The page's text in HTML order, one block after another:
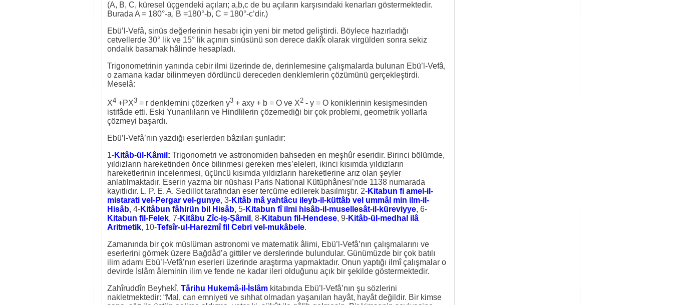
(A, B, C, küresel üçgendeki açıları; a,b,c de bu açıların karşısındaki kenarları göstermektedir.
Burada A = 180°-a, B =180°-b, C = 180°-c’dir.)
Ebü’l-Vefâ, sinüs değerlerinin hesabı için yeni bir metod geliştirdi. Böylece hazırladığı
cetvellerde 30° lik ve 15° lik açının sinüsünü son derece dakîk olarak virgülden sonra sekiz
ondalık basamak hâlinde hesapladı.
Trigonometrinin yanında cebir ilmi üzerinde de, derinlemesine çalışmalarda bulunan Ebü’l-Vefâ,
o zamana kadar bilinmeyen dördüncü dereceden denklemlerin çözümünü gerçekleştirdi.
Meselâ:
X4 +PX3 = r denklemini çözerken y3 + axy + b = O ve X2 - y = O koniklerinin kesişmesinden
istifâde etti. Eski Yunanlıların ve Hindlilerin çözemediği bir çok problemi, geometrik yollarla
çözmeyi başardı.
Ebü’l-Vefâ’nın yazdığı eserlerden bâzıları şunladır:
1-Kitâb-ül-Kâmil: Trigonometri ve astronomiden bahseden en meşhûr eseridir. Birinci bölümde,
yıldızların hareketinden önce bilinmesi gereken mes’eleleri, ikinci kısımda yıldızların
hareketlerinin incelenmesi, üçüncü kısımda yıldızların hareketlerine arız olan şeyler
anlatılmaktadır. Eserin yazma bir nüshası Paris National Kütüphânesi’nde 1138 numarada
kayıtlıdır. L. P. E. A. Sedillot tarafından eser tercüme edilerek basılmıştır. 2-Kitabun fi amel-il-
mistarati vel-Pergar vel-gunye, 3-Kitâb mâ yahtâcu ileyb-il-küttâb vel ummâl min ilm-il-
Hisâb, 4-Kitâbun fâhirün bil Hisâb, 5-Kitabun fî ilmi hisâb-il-musellesât-il-küreviyye, 6-
Kitabun fil-Felek, 7-Kitâbu Zîc-iş-Şâmil , 8-Kitabun fil-Hendese, 9-Kitâb-ül-medhal ilâ
Aritmetik, 10-Tefsîr-ul-Harezmî fil Cebri vel-mukâbele.
Zamanında bir çok müslüman astronomi ve matematik âlimi, Ebü’l-Vefâ’nın çalışmalarını ve
eserlerini görmek üzere Bağdâd’a gittiler ve derslerinde bulundular. Günümüzde bir çok batılı
ilim adamı Ebü’l-Vefâ’nın eserleri üzerinde araştırma yapmaktadır. Onun yaptığı ilmî çalışmalar o
devirde İslâm âleminin ilim ve fende ne kadar ileri olduğunu açık bir şekilde göstermektedir.
Zahîruddîn Beyhekî, Târihu Hukemâ-il-İslâm kitabında Ebü’l-Vefâ’nın şu sözlerini
nakletmektedir: “Mal, can emniyeti ve sıhhat olmadan yaşanılan hayât, hayât değildir. Bir kimse